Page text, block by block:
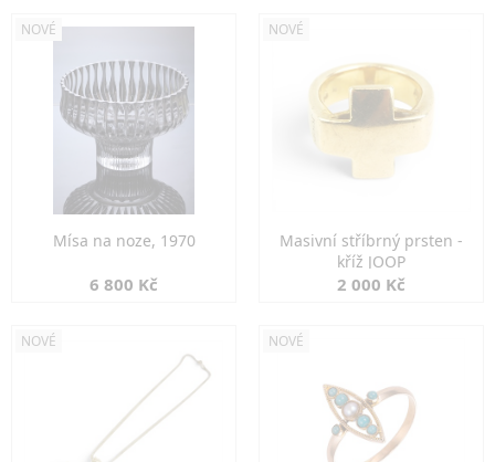
NOVÉ
Mísa na noze, 1970
6 800 Kč
NOVÉ
Masivní stříbrný prsten -
kříž JOOP
2 000 Kč
NOVÉ NOVÉ